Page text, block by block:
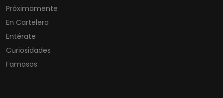
Próximamente
En Cartelera
Entérate
Curiosidades
Famosos